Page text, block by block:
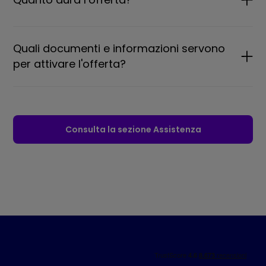
Quali documenti e informazioni servono
per attivare l'offerta?
Consulta la sezione Assistenza